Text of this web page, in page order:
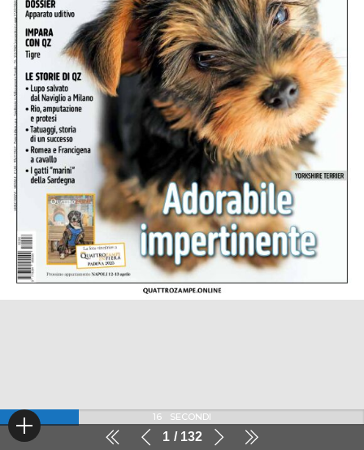
1 132
16 SECONDI